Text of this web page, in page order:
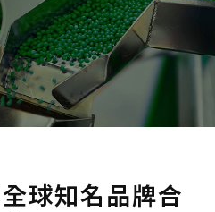
球知名品牌合